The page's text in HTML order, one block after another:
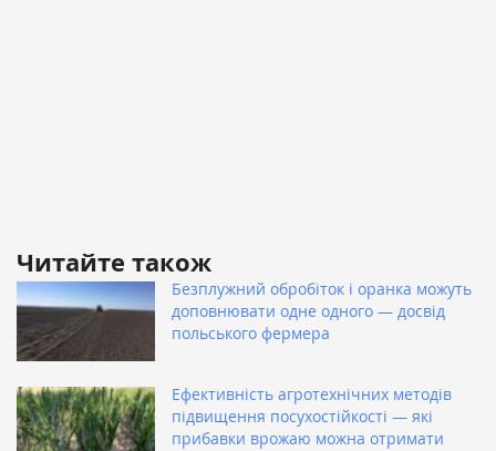
Читайте також
Безплужний обробіток і оранка можуть
доповнювати одне одного — досвід
польського фермера
Ефективність агротехнічних методів
підвищення посухостійкості — які
прибавки врожаю можна отримати